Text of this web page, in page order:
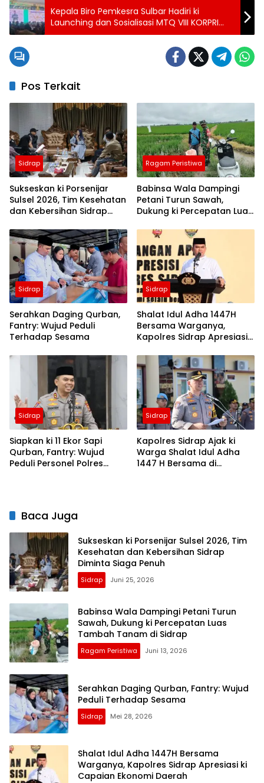
Kepala Biro Pemkesra Sulbar Hadiri ki
Launching dan Sosialisasi MTQ VIII KORPRI
Tingkat Nasional Tahun 2026
Pos Terkait
Sidrap
Sukseskan ki Porsenijar
Sulsel 2026, Tim Kesehatan
dan Kebersihan Sidrap
Ragam Peristiwa
Babinsa Wala Dampingi
Petani Turun Sawah,
Dukung ki Percepatan Luas
Sidrap
Serahkan Daging Qurban,
Fantry: Wujud Peduli
Terhadap Sesama
Sidrap
Shalat Idul Adha 1447H
Bersama Warganya,
Kapolres Sidrap Apresiasi
Daerah
Sidrap
Siapkan ki 11 Ekor Sapi
Qurban, Fantry: Wujud
Peduli Personel Polres
Sidrap
Kapolres Sidrap Ajak ki
Warga Shalat Idul Adha
1447 H Bersama di
Baca Juga
Sukseskan ki Porsenijar Sulsel 2026, Tim
Kesehatan dan Kebersihan Sidrap
Diminta Siaga Penuh
Sidrap Juni 25, 2026
Babinsa Wala Dampingi Petani Turun
Sawah, Dukung ki Percepatan Luas
Tambah Tanam di Sidrap
Ragam Peristiwa Juni 13, 2026
Serahkan Daging Qurban, Fantry: Wujud
Peduli Terhadap Sesama
Sidrap Mei 28, 2026
Shalat Idul Adha 1447H Bersama
Warganya, Kapolres Sidrap Apresiasi ki
Capaian Ekonomi Daerah